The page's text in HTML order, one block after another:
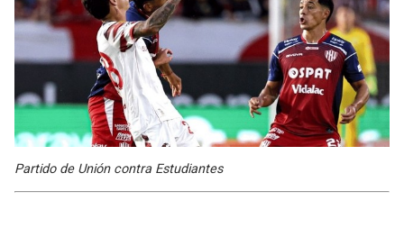
Partido de Unión contra Estudiantes